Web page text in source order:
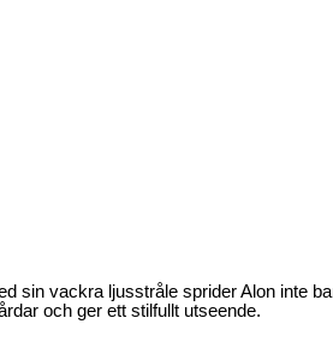
sin vackra ljusstråle sprider Alon inte
och ger ett stilfullt utseende.